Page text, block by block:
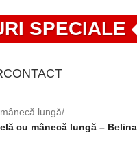
SPECIALE ◆
CONTACT
lungă/
cu mânecă lungă –